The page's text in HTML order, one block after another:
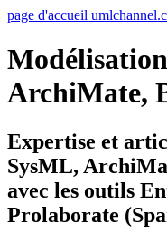
page d'accueil
ArchiMate,
Expertise et
SysML,
avec les outils
Prolaborate